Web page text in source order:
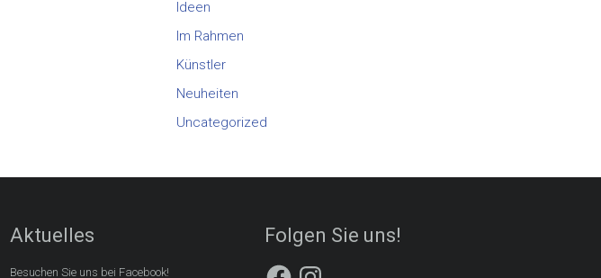
Ideen
Im Rahmen
Künstler
Neuheiten
Uncategorized
Aktuelles
Besuchen Sie uns bei Facebook!
Folgen Sie uns!
FacebookInstagram